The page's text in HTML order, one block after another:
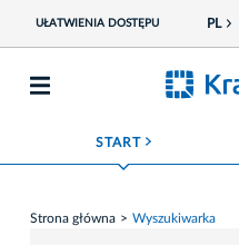
UŁATWIENIA DOSTĘPU PL
START ROZWIŃ MENU
Strona główna Wyszukiwarka